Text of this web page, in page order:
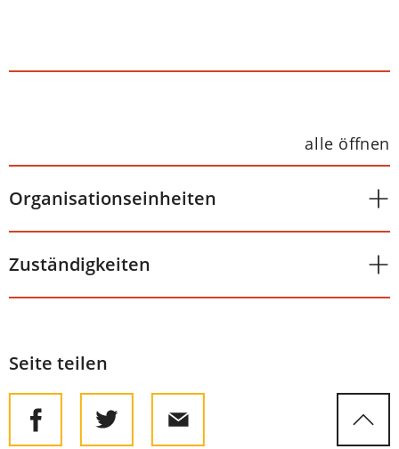
alle öffnen
Organisationseinheiten
Zuständigkeiten
Seite teilen